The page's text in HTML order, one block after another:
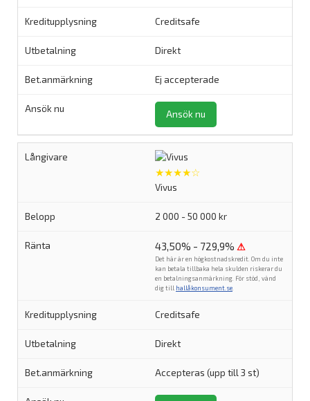
Creditsafe
Direkt
Ej accepterade
Ansök nu
★★★★☆
Vivus
2 000 - 50 000 kr
43,50% - 729,9% ⚠
Det här är en högkostnadskredit. Om du inte
kan betala tillbaka hela skulden riskerar du
en betalningsanmärkning. För stöd, vänd
dig till hallåkonsument.se.
Creditsafe
Direkt
Accepteras (upp till 3 st)